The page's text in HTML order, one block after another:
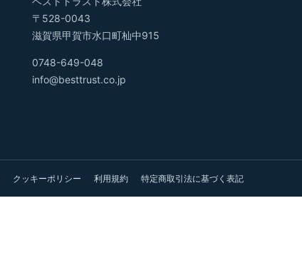
〒528-0043
滋賀県甲賀市水口町杣中915
0748-649-048
info@besttrust.co.jp
クッキーポリシー 利用規約 特定商取引法に基づく表記